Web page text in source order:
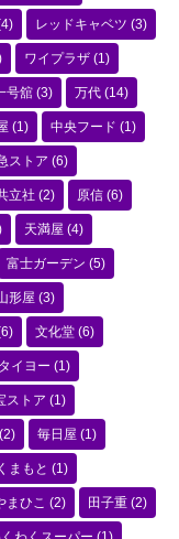
レッドキャベツ (3)
ワイプラザ (1)
号舘 (3) 万代 (14)
(1) 中央フード (1)
ストア (6)
立社 (2) 原信 (6)
天満屋 (4)
富士ガーデン (5)
形屋 (3)
文化堂 (6)
イヨー (1)
ストア (1)
(2) 毎日屋 (1)
まもと (1)
まひこ (2) 田子重 (2)